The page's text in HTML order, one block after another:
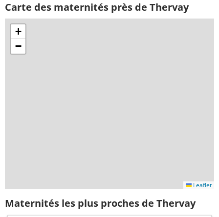
Carte des maternités près de Thervay
+
−
Leaflet
Maternités les plus proches de Thervay